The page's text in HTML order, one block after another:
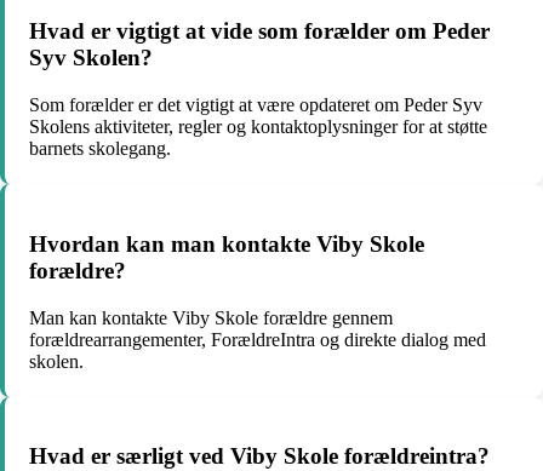
Hvad er vigtigt at vide som forælder om Peder
Syv Skolen?
Som forælder er det vigtigt at være opdateret om Peder Syv
Skolens aktiviteter, regler og kontaktoplysninger for at støtte
barnets skolegang.
Hvordan kan man kontakte Viby Skole
forældre?
Man kan kontakte Viby Skole forældre gennem
forældrearrangementer, ForældreIntra og direkte dialog med
skolen.
Hvad er særligt ved Viby Skole forældreintra?